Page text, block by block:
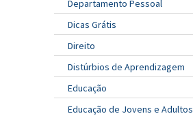
Departamento Pessoal
Dicas Grátis
Direito
Distúrbios de Aprendizagem
Educação
Educação de Jovens e Adultos